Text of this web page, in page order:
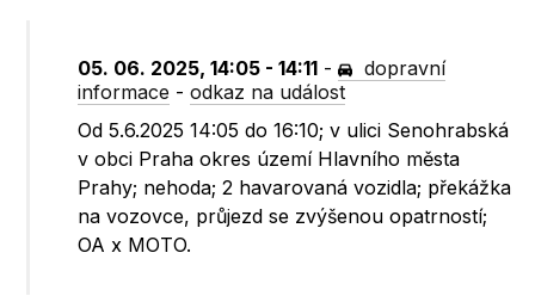
05. 06. 2025, 14:05 - 14:11 -
dopravní
informace -odkaz na událost
Od 5.6.2025 14:05 do 16:10; v ulici Senohrabská
v obci Praha okres území Hlavního města
Prahy; nehoda; 2 havarovaná vozidla; překážka
na vozovce, průjezd se zvýšenou opatrností;
OA x MOTO.